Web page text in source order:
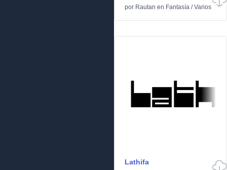
por Rautan en Fantasía /Varios
Lathifa